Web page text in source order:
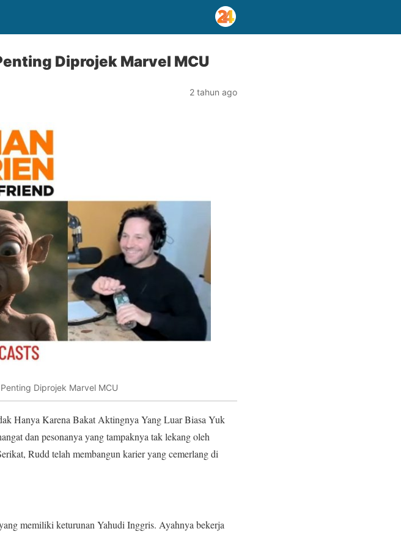
Diprojek Marvel MCU
2 tahun ago
Diprojek Marvel MCU
Hanya Karena Bakat Aktingnya Yang Luar Biasa Yuk
dan pesonanya yang tampaknya tak lekang oleh
Rudd telah membangun karier yang cemerlang di
memiliki keturunan Yahudi Inggris. Ayahnya bekerja